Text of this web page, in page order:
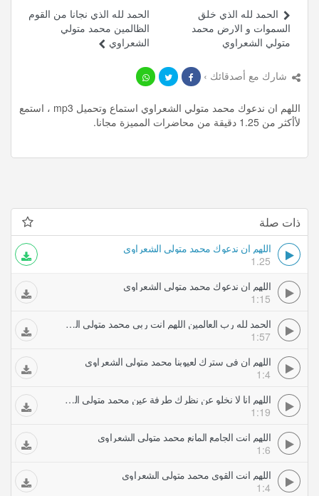
الحمد لله الذي نجانا من القوم
الظالمين محمد متولي
الشعراوي
الحمد لله الذي خلق
السموات و الارض محمد
متولي الشعراوي
شارك مع أصدقائك ›
اللهم ان ندعوك محمد متولي الشعراوي استماع وتحميل mp3 ، استمع
لأأكثر من 1.25 دقيقة من محاضرات المميزة مجانا.
ذات صلة
اللهم ان ندعوك محمد متولي الشعراوي
1.25
اللهم ان ندعوك محمد متولي الشعراوي
1:15
الحمد لله رب العالمين اللهم انت ربي محمد متولي الشعراوي
1:57
اللهم ان في سترك لعيوبنا محمد متولي الشعراوي
1:4
اللهم انا لا نخلو عن نظرك طرفة عين محمد متولي الشعراوي
1:19
اللهم انت الجامع المانع محمد متولي الشعراوي
1:6
اللهم انت القوي محمد متولي الشعراوي
1:4